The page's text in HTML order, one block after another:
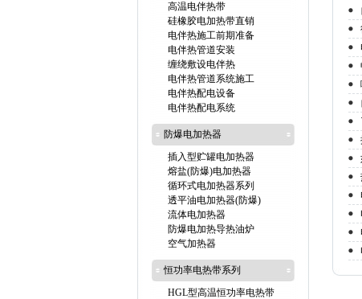
高温电伴热带
硅橡胶电加热带直销
电伴热施工前期准备
电伴热管道安装
缠绕敷设电伴热
电伴热管道系统施工
电伴热配电设备
电伴热配电系统
防爆电加热器
插入型贮罐电加热器
熔盐(防爆)电加热器
循环式电加热器系列
透平油电加热器(防爆)
流体电加热器
防爆电加热导热油炉
空气加热器
恒功率电热带系列
HGL型高温恒功率电热带